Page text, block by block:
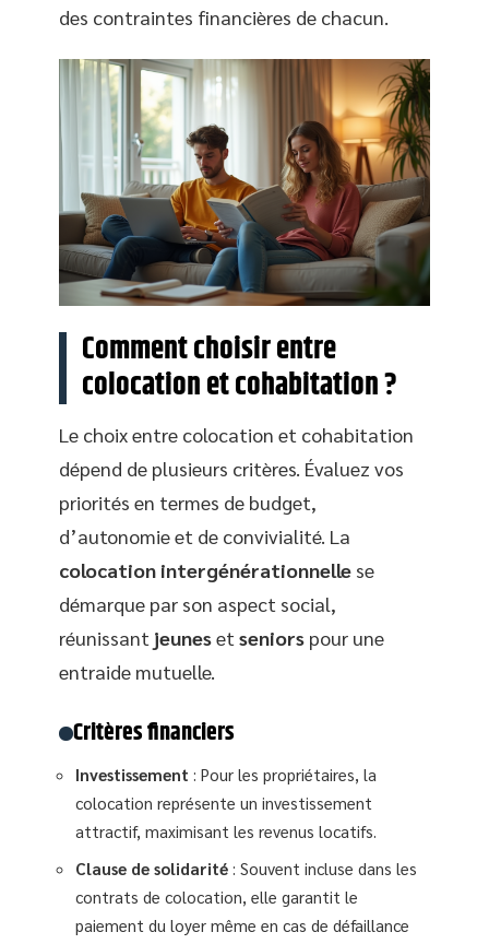
des contraintes financières de chacun.
Comment choisir entre
colocation et cohabitation ?
Le choix entre colocation et cohabitation
dépend de plusieurs critères. Évaluez vos
priorités en termes de budget,
d’autonomie et de convivialité. La
colocation intergénérationnelle se
démarque par son aspect social,
réunissant jeuneset seniors pour une
entraide mutuelle.
Critères financiers
Investissement : Pour les propriétaires, la
colocation représente un investissement
attractif, maximisant les revenus locatifs.
Clause de solidarité : Souvent incluse dans les
contrats de colocation, elle garantit le
paiement du loyer même en cas de défaillance